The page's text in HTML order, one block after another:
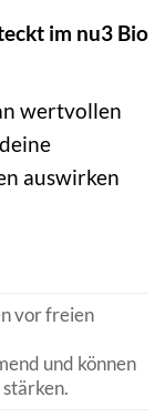
im nu3 Bio
wertvollen
auswirken
vor freien
und können